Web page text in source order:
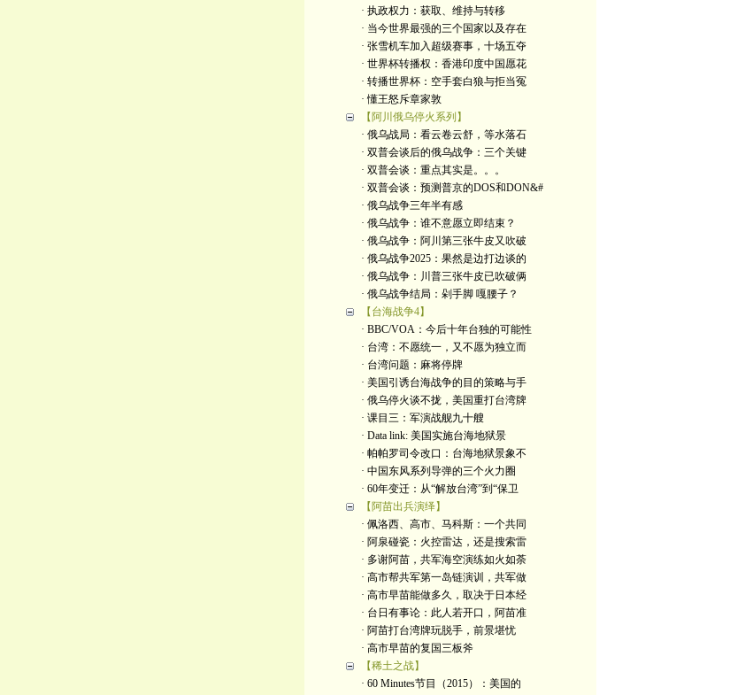
· 执政权力：获取、维持与转移
· 当今世界最强的三个国家以及存在
· 张雪机车加入超级赛事，十场五夺
· 世界杯转播权：香港印度中国愿花
· 转播世界杯：空手套白狼与拒当冤
· 懂王怒斥章家敦
【阿川俄乌停火系列】
· 俄乌战局：看云卷云舒，等水落石
· 双普会谈后的俄乌战争：三个关键
· 双普会谈：重点其实是。。。
· 双普会谈：预测普京的DOS和DON&#
· 俄乌战争三年半有感
· 俄乌战争：谁不意愿立即结束？
· 俄乌战争：阿川第三张牛皮又吹破
· 俄乌战争2025：果然是边打边谈的
· 俄乌战争：川普三张牛皮已吹破俩
· 俄乌战争结局：剁手脚 嘎腰子？
【台海战争4】
· BBC/VOA：今后十年台独的可能性
· 台湾：不愿统一，又不愿为独立而
· 台湾问题：麻将停牌
· 美国引诱台海战争的目的策略与手
· 俄乌停火谈不拢，美国重打台湾牌
· 课目三：军演战舰九十艘
· Data link: 美国实施台海地狱景
· 帕帕罗司令改口：台海地狱景象不
· 中国东风系列导弹的三个火力圈
· 60年变迁：从“解放台湾”到“保卫
【阿苗出兵演绎】
· 佩洛西、高市、马科斯：一个共同
· 阿泉碰瓷：火控雷达，还是搜索雷
· 多谢阿苗，共军海空演练如火如荼
· 高市帮共军第一岛链演训，共军做
· 高市早苗能做多久，取决于日本经
· 台日有事论：此人若开口，阿苗准
· 阿苗打台湾牌玩脱手，前景堪忧
· 高市早苗的复国三板斧
【稀土之战】
· 60 Minutes节目（2015）：美国的